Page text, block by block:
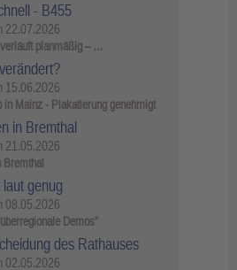
- B455
22.07.2026
planmäßig – …
15.06.2026
in Mainz - Plakatierung genehmigt
in Bremthal
21.05.2026
Bremthal
genug
08.05.2026
Demos"
des Rathauses
02.05.2026